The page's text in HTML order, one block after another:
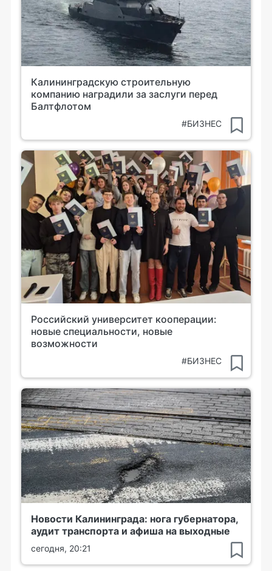
Калининградскую строительную
компанию наградили за заслуги перед
Балтфлотом
#БИЗНЕС
Российский университет кооперации:
новые специальности, новые
возможности
#БИЗНЕС
Новости Калининграда: нога губернатора,
аудит транспорта и афиша на выходные
сегодня, 20:21